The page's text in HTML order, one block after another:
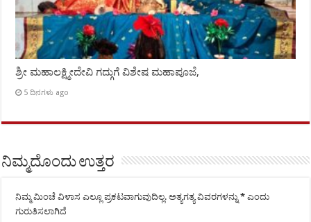
ಶ್ರೀ ಮಹಾಲಕ್ಷ್ಮೀದೇವಿ ಗದ್ಗುಗೆ ವಿಶೇಷ ಮಹಾಪೂಜೆ,
5 ದಿನಗಳು ago
ನಿಮ್ಮದೊಂದು ಉತ್ತರ
ನಿಮ್ಮ ಮಿಂಚೆ ವಿಳಾಸ ಎಲ್ಲೂ ಪ್ರಕಟವಾಗುವುದಿಲ್ಲ. ಅತ್ಯಗತ್ಯ ವಿವರಗಳನ್ನು* ಎಂದು
ಗುರುತಿಸಲಾಗಿದೆ